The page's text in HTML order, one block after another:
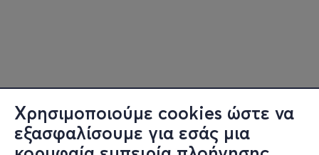
Χρησιμοποιούμε cookies ώστε να
εξασφαλίσουμε για εσάς μια